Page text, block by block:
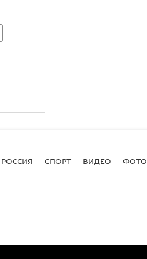
РОССИЯ СПОРТ ВИДЕО ФОТО